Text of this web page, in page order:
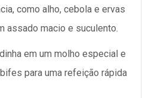
como alho, cebola e ervas
assado macio e suculento.
em um molho especial e
para uma refeição rápida